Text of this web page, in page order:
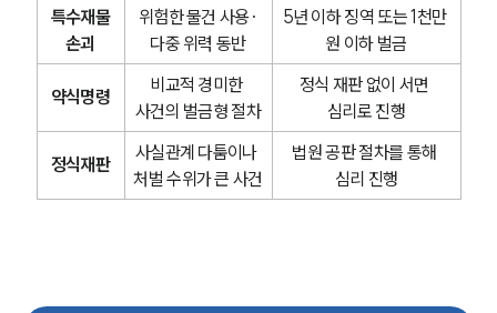
특수재물
손괴
위험한 물건 사용·
다중 위력 동반
5년 이하 징역 또는 1천만
원 이하 벌금
약식명령
비교적 경미한
사건의 벌금형 절차
정식 재판 없이 서면
심리로 진행
정식재판
사실관계 다툼이나
처벌 수위가 큰 사건
법원 공판 절차를 통해
심리 진행